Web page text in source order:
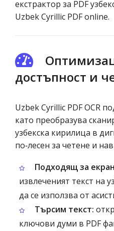
екстрактор за PDF
Uzbek Cyrillic PDF online.
достъпност и
Uzbek Cyrillic PDF OCR
като преобразува
узбекска кирилица в
по‑лесен за четене и
Подходящ за
извлеченият текст на
да се използва от
Търсим текст:
ключови думи в PDF